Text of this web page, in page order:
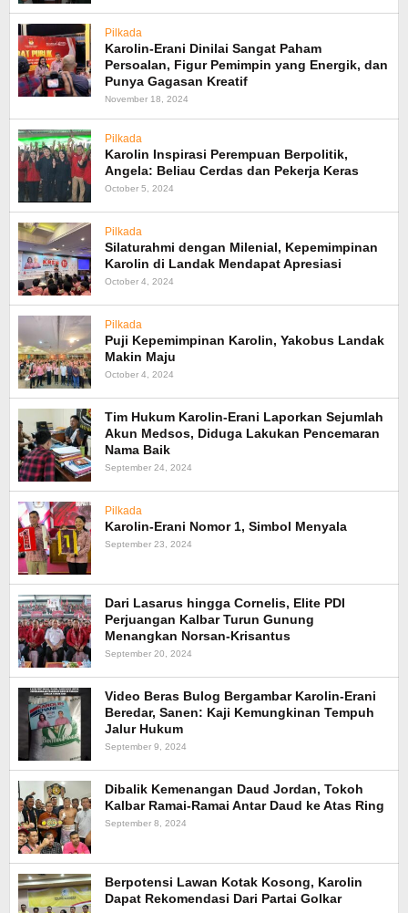
Pilkada
Karolin-Erani Dinilai Sangat Paham
Persoalan, Figur Pemimpin yang Energik, dan
Punya Gagasan Kreatif
November 18, 2024
Pilkada
Karolin Inspirasi Perempuan Berpolitik,
Angela: Beliau Cerdas dan Pekerja Keras
October 5, 2024
Pilkada
Silaturahmi dengan Milenial, Kepemimpinan
Karolin di Landak Mendapat Apresiasi
October 4, 2024
Pilkada
Puji Kepemimpinan Karolin, Yakobus Landak
Makin Maju
October 4, 2024
Tim Hukum Karolin-Erani Laporkan Sejumlah
Akun Medsos, Diduga Lakukan Pencemaran
Nama Baik
September 24, 2024
Pilkada
Karolin-Erani Nomor 1, Simbol Menyala
September 23, 2024
Dari Lasarus hingga Cornelis, Elite PDI
Perjuangan Kalbar Turun Gunung
Menangkan Norsan-Krisantus
September 20, 2024
Video Beras Bulog Bergambar Karolin-Erani
Beredar, Sanen: Kaji Kemungkinan Tempuh
Jalur Hukum
September 9, 2024
Dibalik Kemenangan Daud Jordan, Tokoh
Kalbar Ramai-Ramai Antar Daud ke Atas Ring
September 8, 2024
Berpotensi Lawan Kotak Kosong, Karolin
Dapat Rekomendasi Dari Partai Golkar